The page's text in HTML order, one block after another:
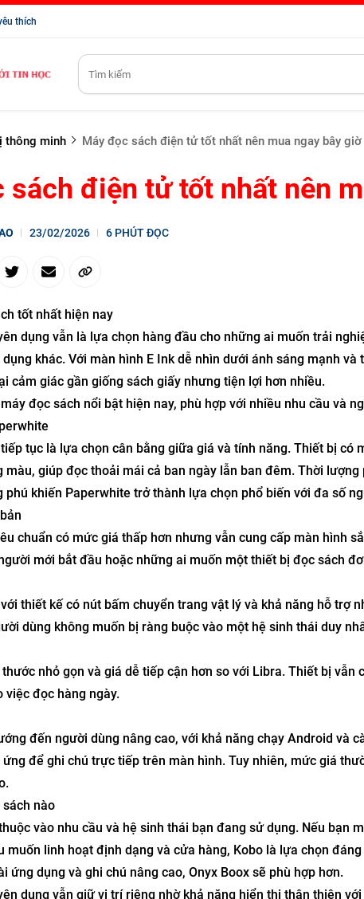
thích
thông minh Máy đọc sách điện tử tốt nhất nên mua ngay bây giờ
sách điện tử tốt nhất nên
23/02/2026 6 PHÚT ĐỌC
tốt nhất hiện nay
dụng vẫn là lựa chọn hàng đầu cho những ai muốn trải
khác. Với màn hình E Ink dễ nhìn dưới ánh sáng mạnh
cảm giác gần giống sách giấy nhưng tiện lợi hơn nhiều.
đọc sách nổi bật hiện nay, phù hợp với nhiều nhu cầu và
tục là lựa chọn cân bằng giữa giá và tính năng. Thiết bị có
màu, giúp đọc thoải mái cả ban ngày lẫn ban đêm. Thời
phú khiến Paperwhite trở thành lựa chọn phổ biến với đa số
chuẩn có mức giá thấp hơn nhưng vẫn cung cấp màn hình
mới bắt đầu hoặc những ai muốn một thiết bị đọc sách
thiết kế có nút bấm chuyển trang vật lý và khả năng hỗ trợ
dùng không muốn bị ràng buộc vào một hệ sinh thái duy
nhỏ gọn và giá dễ tiếp cận hơn so với Libra. Thiết bị
việc đọc hàng ngày.
đến người dùng nâng cao, với khả năng chạy Android và
để ghi chú trực tiếp trên màn hình. Tuy nhiên, mức giá
nào
vào nhu cầu và hệ sinh thái bạn đang sử dụng. Nếu bạn
muốn linh hoạt định dạng và cửa hàng, Kobo là lựa chọn
ứng dụng và ghi chú nâng cao, Onyx Boox sẽ phù hợp hơn.
dụng vẫn giữ vị trí riêng nhờ khả năng hiển thị thân thiện